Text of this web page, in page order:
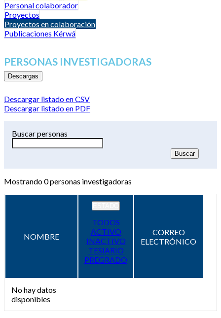
Personal colaborador
Proyectos
Proyectos en colaboración
Publicaciones Kérwá
PERSONAS INVESTIGADORAS
Descargas
Descargar listado en CSV
Descargar listado en PDF
Buscar personas
Mostrando0personas investigadoras
NOMBRE
TODOS
ACTIVO
INACTIVO
TESIARIO
PREGRADO
CORREO
ELECTRÓNICO
No hay datos
disponibles